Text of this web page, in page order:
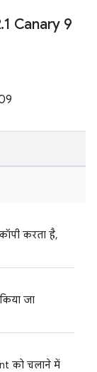
.1 Canary 9
करता है,
जा
को चलाने में